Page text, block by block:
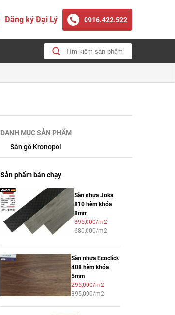
Đăng ký Đại Lý 0916.422.522
DANH MỤC SẢN PHẨM
Sàn gỗ Kronopol
Sản phẩm bán chạy
Sàn nhựa Joka
810 hèm khóa
8mm
395,000/m2
680,000/m2
Sàn nhựa Ecoclick
408 hèm khóa
5mm
295,000/m2
395,000/m2